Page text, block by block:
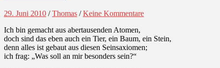
29. Juni 2010 /Thomas /Keine Kommentare
Ich bin gemacht aus abertausenden Atomen,
doch sind das eben auch ein Tier, ein Baum, ein Stein,
denn alles ist gebaut aus diesen Seinsaxiomen;
ich frag: „Was soll an mir besonders sein?“